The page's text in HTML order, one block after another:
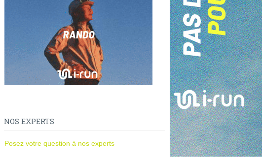
NOS EXPERTS
Posez votre question à nos experts